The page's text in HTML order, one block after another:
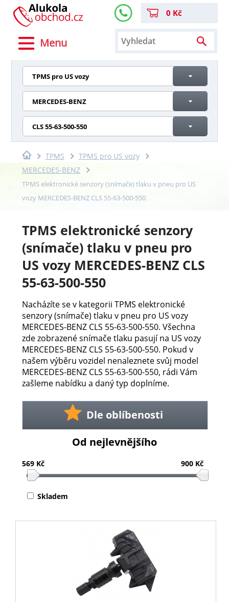
Menu
0 Kč
TPMS pro US vozy
MERCEDES-BENZ
CLS 55-63-500-550
TPMS
TPMS pro US vozy
MERCEDES-BENZ
TPMS elektronické senzory (snímače) tlaku v pneu pro US
vozy MERCEDES-BENZ CLS 55-63-500-550
TPMS elektronické senzory
(snímače) tlaku v pneu pro
US vozy MERCEDES-BENZ CLS
55-63-500-550
Nacházíte se v kategorii TPMS elektronické
senzory (snímače) tlaku v pneu pro US vozy
MERCEDES-BENZ CLS 55-63-500-550. Všechna
zde zobrazené snímače tlaku pasují na US vozy
MERCEDES-BENZ CLS 55-63-500-550. Pokud v
našem výběru vozidel nenaleznete svůj model
MERCEDES-BENZ CLS 55-63-500-550, rádi Vám
zašleme nabídku a daný typ doplníme.
Dle oblíbenosti
Od nejlevnějšího
569 Kč 900 Kč
Skladem